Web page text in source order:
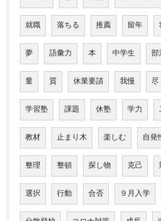
就職 落ちる 推薦 留年
夢 語彙力 本 中学生 部
量 質 休業要請 我慢 尽
学習塾 課題 休塾 学力
教材 止まり木 楽しむ 自発
整理 整頓 探し物 克己
選択 行動 合否 ９月入学